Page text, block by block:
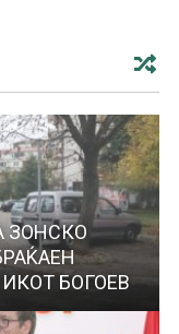
ЗОНСКО
БОГОЕВ